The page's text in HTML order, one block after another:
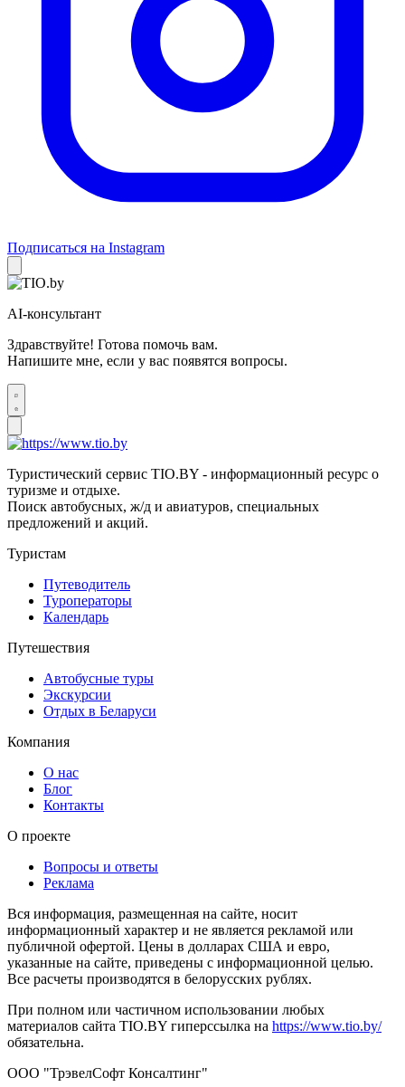
Подписаться на Instagram
AI-консультант
Здравствуйте! Готова помочь вам.
Напишите мне, если у вас появятся вопросы.
Туристический сервис TIO.BY - информационный ресурс о
туризме и отдыхе.
Поиск автобусных, ж/д и авиатуров, специальных
предложений и акций.
Туристам
Путеводитель
Туроператоры
Календарь
Путешествия
Автобусные туры
Экскурсии
Отдых в Беларуси
Компания
О нас
Блог
Контакты
О проекте
Вопросы и ответы
Реклама
Вся информация, размещенная на сайте, носит
информационный характер и не является рекламой или
публичной офертой. Цены в долларах США и евро,
указанные на сайте, приведены с информационной целью.
Все расчеты производятся в белорусских рублях.
При полном или частичном использовании любых
материалов сайта TIO.BY гиперссылка на https://www.tio.by/
обязательна.
ООО "ТрэвелСофт Консалтинг"